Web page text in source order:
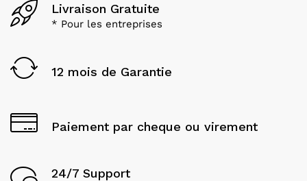
Livraison Gratuite
* Pour les entreprises
12 mois de Garantie
Paiement par cheque ou virement
24/7 Support